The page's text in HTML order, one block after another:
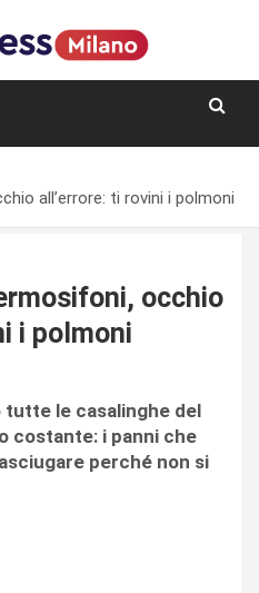
all’errore: ti rovini i polmoni
occhio
i polmoni
tutte le casalinghe del
costante: i panni che
perché non si